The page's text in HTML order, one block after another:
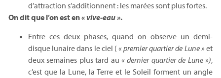
d’attraction s’additionnent : les marées sont plus fortes.
On dit que l’on est en« vive-eau ».
Entre ces deux phases, quand on observe un demi-
disque lunaire dans le ciel ( « premier quartier de Lune » et
deux semaines plus tard au « dernier quartier de Lune »),
c’est que la Lune, la Terre et le Soleil forment un angle